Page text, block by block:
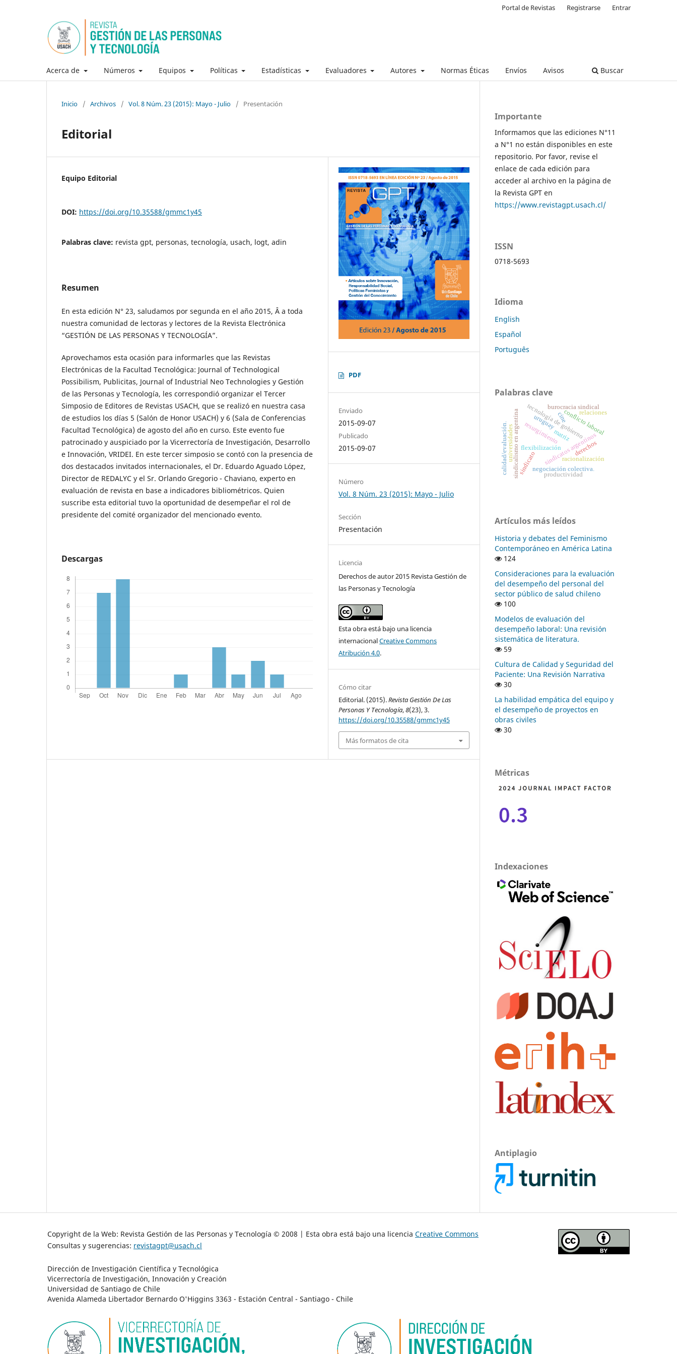
Acerca de Números Equipos Políticas Estadísticas Evaluadores Autores Normas Éticas Envíos Avisos Buscar
Portal de Revistas Registrarse Entrar
Inicio / Archivos / Vol. 8 Núm. 23 (2015): Mayo - Julio / Presentación
Editorial
Equipo Editorial
DOI: https://doi.org/10.35588/gmmc1y45
Palabras clave: revista gpt, personas, tecnología, usach, logt, adin
Resumen
En esta edición N° 23, saludamos por segunda en el año 2015, Â a toda
nuestra comunidad de lectoras y lectores de la Revista Electrónica
“GESTIÓN DE LAS PERSONAS Y TECNOLOGÍA”.
Aprovechamos esta ocasión para informarles que las Revistas
Electrónicas de la Facultad Tecnológica: Journal of Technological
Possibilism, Publicitas, Journal of Industrial Neo Technologies y Gestión
de las Personas y Tecnología, les correspondió organizar el Tercer
Simposio de Editores de Revistas USACH, que se realizó en nuestra casa
de estudios los días 5 (Salón de Honor USACH) y 6 (Sala de Conferencias
Facultad Tecnológica) de agosto del año en curso. Este evento fue
patrocinado y auspiciado por la Vicerrectoría de Investigación, Desarrollo
e Innovación, VRIDEI. En este tercer simposio se contó con la presencia de
dos destacados invitados internacionales, el Dr. Eduardo Aguado López,
Director de REDALYC y el Sr. Orlando Gregorio - Chaviano, experto en
evaluación de revista en base a indicadores bibliométricos. Quien
suscribe esta editorial tuvo la oportunidad de desempeñar el rol de
presidente del comité organizador del mencionado evento.
Descargas
PDF
Enviado
2015-09-07
Publicado
2015-09-07
Número
Vol. 8 Núm. 23 (2015): Mayo - Julio
Sección
Presentación
Licencia
Derechos de autor 2015 Revista Gestión de
las Personas y Tecnología
Esta obra está bajo una licencia
internacionalCreative Commons
Atribución 4.0.
Cómo citar
Editorial. (2015).Revista Gestión De Las
Personas Y Tecnología,8(23), 3.
https://doi.org/10.35588/gmmc1y45
Más formatos de cita
Importante
Informamos que las ediciones N°11
a N°1 no están disponibles en este
repositorio. Por favor, revise el
enlace de cada edición para
acceder al archivo en la página de
la Revista GPT en
https://www.revistagpt.usach.cl/
ISSN
0718-5693
Idioma
English
Español
Português
Palabras clave
sindicatos argentinos
resurgimientoconflicto laboral
negociación colectiva.
tecnología de gobierno
racionalización
flexibilización
productividad
burocracia sindical
sindicalismo en argentina
universidades
calidad/evaluación.
cine
derechos
matriz
sindicato
relaciones
uruguay
Artículos más leídos
Historia y debates del Feminismo
Contemporáneo en América Latina
124
Consideraciones para la evaluación
del desempeño del personal del
sector público de salud chileno
100
Modelos de evaluación del
desempeño laboral: Una revisión
sistemática de literatura.
59
Cultura de Calidad y Seguridad del
Paciente: Una Revisión Narrativa
30
La habilidad empática del equipo y
el desempeño de proyectos en
obras civiles
30
Métricas
Indexaciones
Antiplagio
Copyright de la Web: Revista Gestión de las Personas y Tecnología © 2008 | Esta obra está bajo una licencia Creative Commons
Consultas y sugerencias: revistagpt@usach.cl
Dirección de Investigación Científica y Tecnológica
Vicerrectoría de Investigación, Innovación y Creación
Universidad de Santiago de Chile
Avenida Alameda Libertador Bernardo O'Higgins 3363 - Estación Central - Santiago - Chile